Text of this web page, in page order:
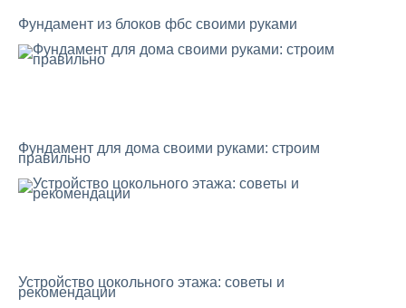
Фундамент из блоков фбс своими руками
Фундамент для дома своими руками: строим
правильно
Устройство цокольного этажа: советы и
рекомендации